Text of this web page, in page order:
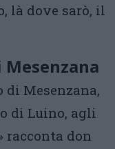
là dove sarò, il
Mesenzana
di Mesenzana,
di Luino, agli
racconta don